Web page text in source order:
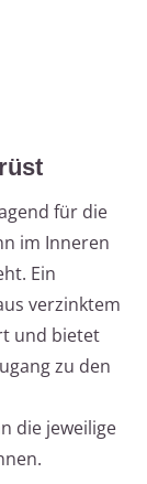
für die
im Inneren
Ein
verzinktem
und bietet
zu den
die jeweilige